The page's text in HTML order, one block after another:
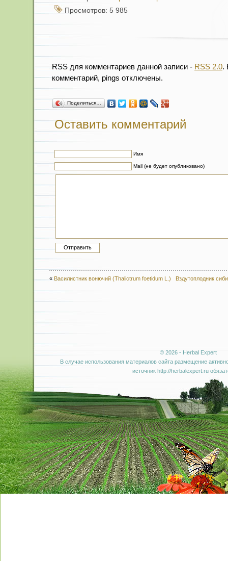
Просмотров: 5 985
RSS для комментариев данной записи - RSS 2.0.
комментарий, pings отключены.
Поделиться…
Оставить комментарий
Имя
Mail (не будет опубликовано)
« Василистник вонючий (Thalictrum foetidum L.) Вздутоплодник
© 2026 - Herbal Expert
В случае использования материалов сайта размещение
источник http://herbalexpert.ru